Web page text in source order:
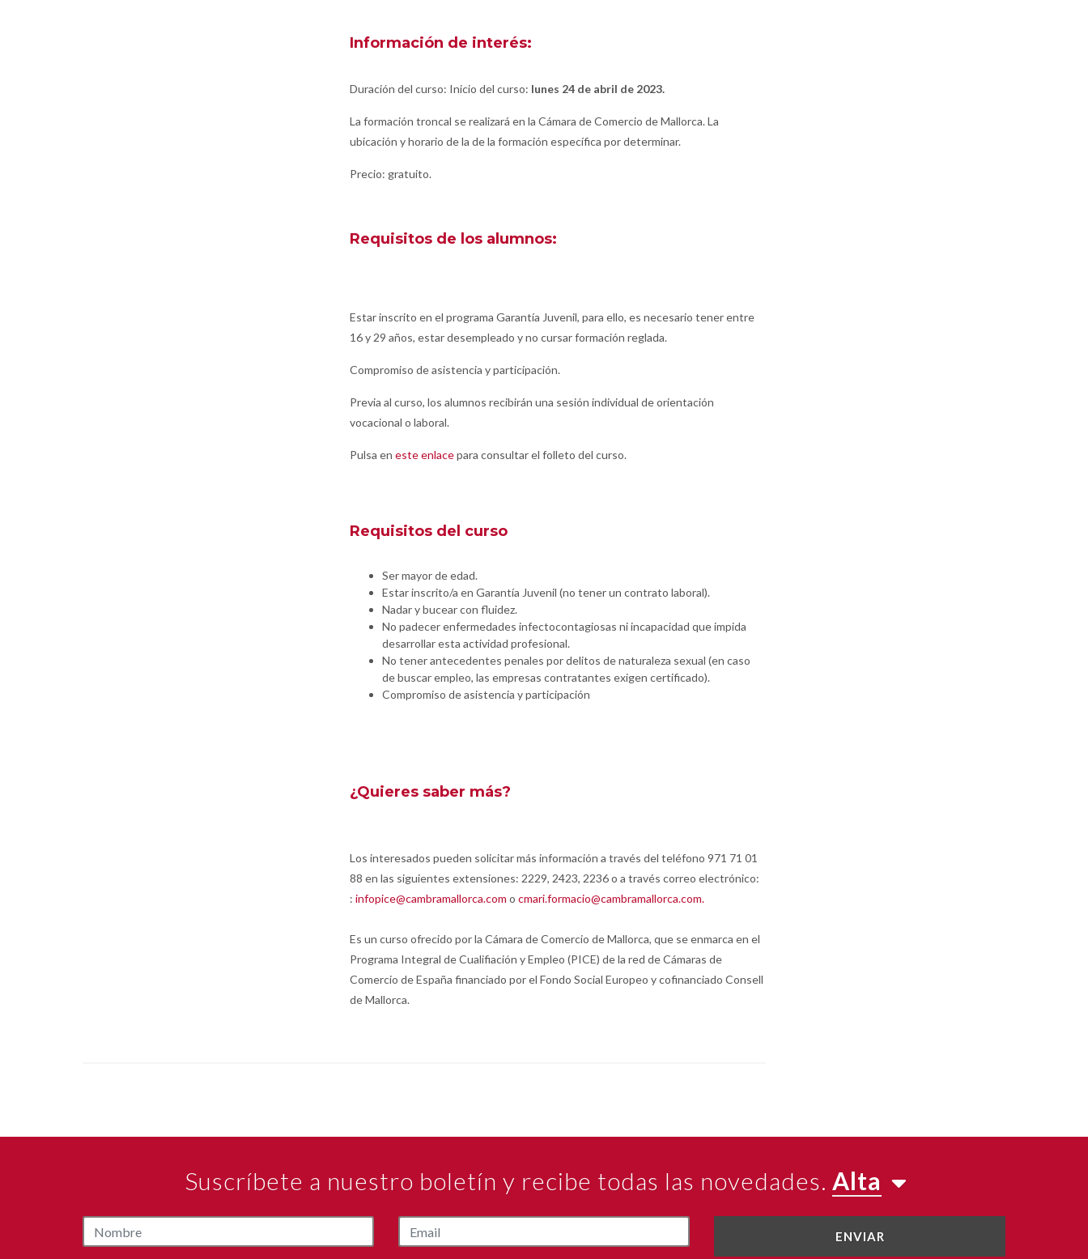
Información de interés:
Duración del curso: Inicio del curso: lunes 24 de abril de 2023.
La formación troncal se realizará en la Cámara de Comercio de Mallorca. La
ubicación y horario de la de la formación específica por determinar.
Precio: gratuito.
Requisitos de los alumnos:
Estar inscrito en el programa Garantía Juvenil, para ello, es necesario tener entre
16 y 29 años, estar desempleado y no cursar formación reglada.
Compromiso de asistencia y participación.
Previa al curso, los alumnos recibirán una sesión individual de orientación
vocacional o laboral.
Pulsa en este enlacepara consultar el folleto del curso.
Requisitos del curso
Ser mayor de edad.
Estar inscrito/a en Garantía Juvenil (no tener un contrato laboral).
Nadar y bucear con fluidez.
No padecer enfermedades infectocontagiosas ni incapacidad que impida
desarrollar esta actividad profesional.
No tener antecedentes penales por delitos de naturaleza sexual (en caso
de buscar empleo, las empresas contratantes exigen certificado).
Compromiso de asistencia y participación
¿Quieres saber más?
Los interesados pueden solicitar más información a través del teléfono 971 71 01
88 en las siguientes extensiones: 2229, 2423, 2236 o a través correo electrónico:
: infopice@cambramallorca.com o cmari.formacio@cambramallorca.com.
Es un curso ofrecido por la Cámara de Comercio de Mallorca, que se enmarca en el
Programa Integral de Cualifiación y Empleo (PICE) de la red de Cámaras de
Comercio de España financiado por el Fondo Social Europeo y cofinanciado Consell
de Mallorca.
Suscríbete a nuestro boletín y recibe todas las novedades. Alta
ENVIAR